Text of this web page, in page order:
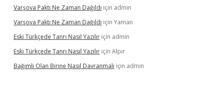
Varşova Paktı Ne Zaman Dağıldı için admin
Varşova Paktı Ne Zaman Dağıldı için Yaman
Eski Türkçede Tanrı Nasıl Yazılır için admin
Eski Türkçede Tanrı Nasıl Yazılır için Alpır
Bağımlı Olan Birine Nasıl Davranmalı için admin